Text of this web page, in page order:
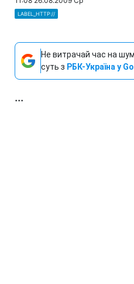
LABEL_HTTP://
Не витрачай час на
суть з РБК-Україна у
...